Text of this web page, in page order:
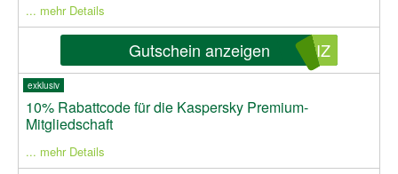
... mehr Details
Gutschein anzeigen BIZ
10% Rabattcode für die Kaspersky Premium-
Mitgliedschaft
exklusiv
... mehr Details